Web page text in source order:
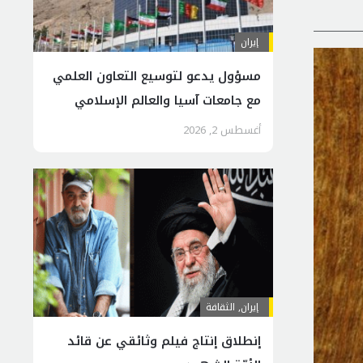
إيران
مسؤول يدعو لتوسيع التعاون العلمي
مع جامعات آسيا والعالم الإسلامي
أغسطس 2, 2026
إيران, الثقافة
إنطلاق إنتاج فيلم وثائقي عن قائد